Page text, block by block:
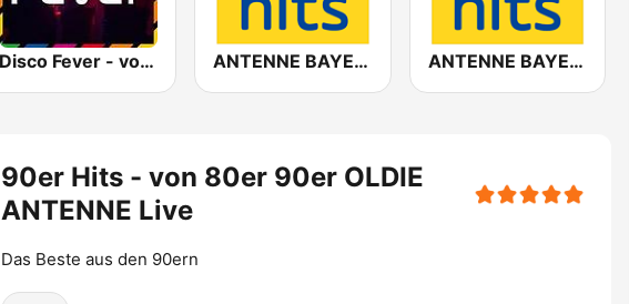
Disco Fever - von 80er 90er OLDIE ANTENNE ANTENNE BAYERN Italo Hits ANTENNE BAYERN Après-Ski Hits
90er Hits - von 80er 90er OLDIE
ANTENNE Live
Das Beste aus den 90ern